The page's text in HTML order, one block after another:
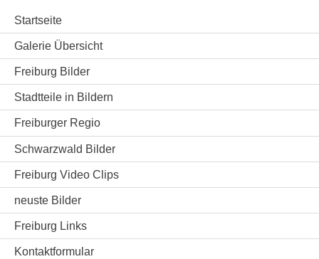
Startseite
Galerie Übersicht
Freiburg Bilder
Stadtteile in Bildern
Freiburger Regio
Schwarzwald Bilder
Freiburg Video Clips
neuste Bilder
Freiburg Links
Kontaktformular